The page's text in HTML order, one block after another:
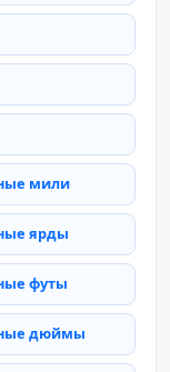
мили
ярды
футы
дюймы